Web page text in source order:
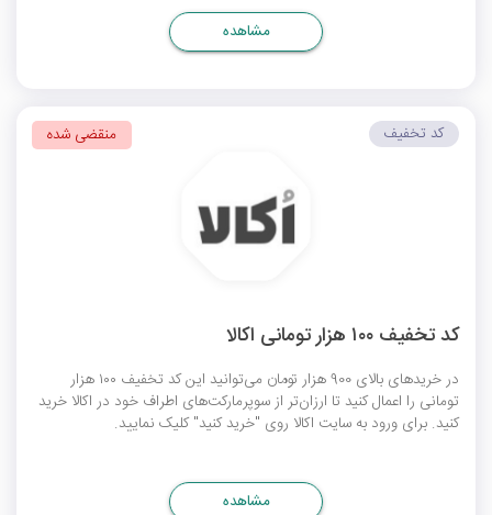
مشاهده
کد تخفیف ۱۰۰ هزار تومانی اکالا
در خریدهای بالای 900 هزار تومان می‌توانید این کد تخفیف ۱۰۰ هزار
تومانی را اعمال کنید تا ارزان‌تر از سوپرمارکت‌های اطراف خود در اکالا خرید
کنید. برای ورود به سایت اکالا روی "خرید کنید" کلیک نمایید.
کد تخفیف منقضی شده
مشاهده